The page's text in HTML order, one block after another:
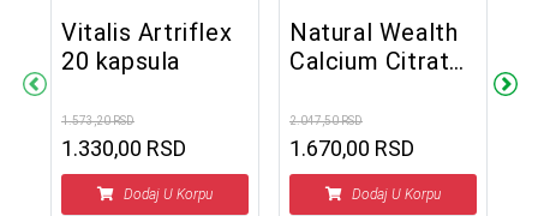
Vitalis Artriflex
20 kapsula
1.573,20 RSD
1.330,00 RSD
Dodaj U Korpu
Natural Wealth
Calcium Citrate
2.047,50 RSD
1.670,00 RSD
Dodaj U Korpu